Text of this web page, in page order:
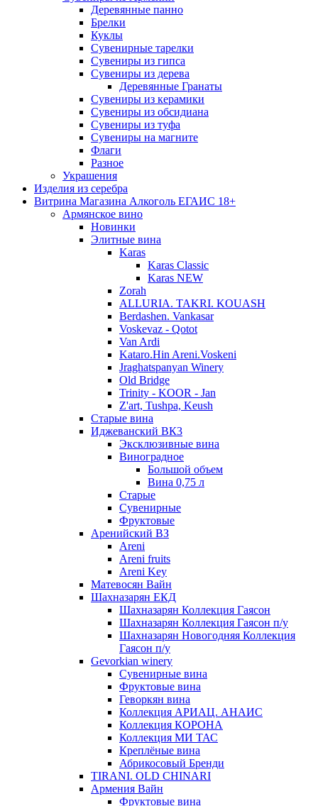
Деревянные панно
Брелки
Куклы
Сувенирные тарелки
Сувениры из гипса
Сувениры из дерева
Деревянные Гранаты
Сувениры из керамики
Сувениры из обсидиана
Сувениры из туфа
Сувениры на магните
Флаги
Разное
Украшения
Изделия из серебра
Витрина Магазина Алкоголь ЕГАИС 18+
Армянское вино
Новинки
Элитные вина
Karas
Karas Classic
Karas NEW
Zorah
ALLURIA. TAKRI. KOUASH
Berdashen. Vankasar
Voskevaz - Qotot
Van Ardi
Kataro.Hin Areni.Voskeni
Jraghatspanyan Winery
Old Bridge
Trinity - KOOR - Jan
Z'art, Tushpa, Keush
Старые вина
Иджеванский ВК3
Эксклюзивные вина
Виноградное
Большой объем
Вина 0,75 л
Старые
Сувенирные
Фруктовые
Аренийский ВЗ
Areni
Areni fruits
Areni Key
Матевосян Вайн
Шахназарян ЕКД
Шахназарян Коллекция Гаясон
Шахназарян Коллекция Гаясон п/у
Шахназарян Новогодняя Коллекция
Гаясон п/у
Gevorkian winery
Сувенирные вина
Фруктовые вина
Геворкян вина
Коллекция АРИАЦ. АНАИС
Коллекция КОРОНА
Коллекция МИ ТАС
Креплёные вина
Абрикосовый Бренди
TIRANI. OLD CHINARI
Армения Вайн
Фруктовые вина